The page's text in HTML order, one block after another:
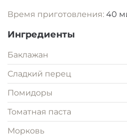
специями и веточкой
тёплым ароматом.В
мягкое, сочное рагу с
тонкими травяными
хорошее и в горячем, и в
Время приготовления: 40
Ингредиенты
Баклажан
Сладкий перец
Помидоры
Томатная паста
Морковь